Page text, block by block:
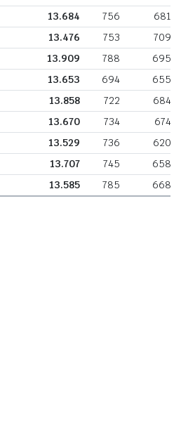
13.684 756 681
13.476 753 709
13.909 788 695
13.653 694 655
13.858 722 684
13.670 734 674
13.529 736 620
13.707 745 658
13.585 785 668